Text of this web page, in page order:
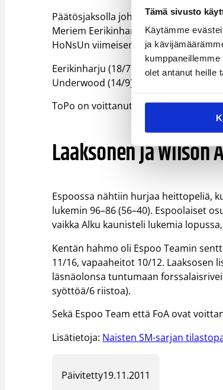
Tämä sivusto
Käytämme
ja
olet antanut heille
Päätösjaksolla johtoasema aaltoili
Meriem Eerikinharju ajoi korille,
HoNsUn viimeisen heiton
Eerikinharju (18/7) ja Ellen Nurmi
Underwood (14/9).
ToPo on voittanut yhdeksästä
Laaksonen ja Wilson
Espoossa nähtiin hurjaa heittopeliä,
lukemin 96–86 (56–40). Espoolaiset
vaikka Alku kaunisteli lukemia
Kentän hahmo oli Espoo Teamin
11/16, vapaaheitot 10/12. Laaksosen
läsnäolonsa tuntumaan
syöttöä/6 riistoa).
Sekä Espoo Team että FoA ovat
Lisätietoja: Naisten SM-sarjan
Päivitetty19.11.2011